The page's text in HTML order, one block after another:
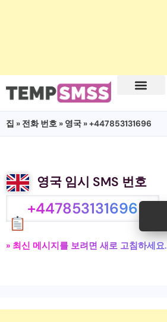
집 » 전화 번호 » 영국 » +447853131696
영국 임시 SMS 번호
+447853131696
» 최신 메시지를 보려면 새로 고침하세요.